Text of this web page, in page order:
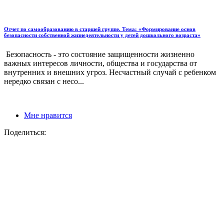
Отчет по самообразованию в старшей группе. Тема: «Формирование основ
безопасности собственной жизнедеятельности у детей дошкольного возраста»
Безопасность - это состояние защищенности жизненно
важных интересов личности, общества и государства от
внутренних и внешних угроз. Несчастный случай с ребенком
нередко связан с несо...
Мне нравится
Поделиться: